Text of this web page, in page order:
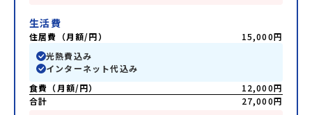
生活費
住居費（月額/円）
15,000円
光熱費込み
インターネット代込み
食費（月額/円）
12,000円
合計
27,000円